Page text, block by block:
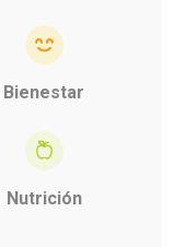
Bienestar
Nutrición